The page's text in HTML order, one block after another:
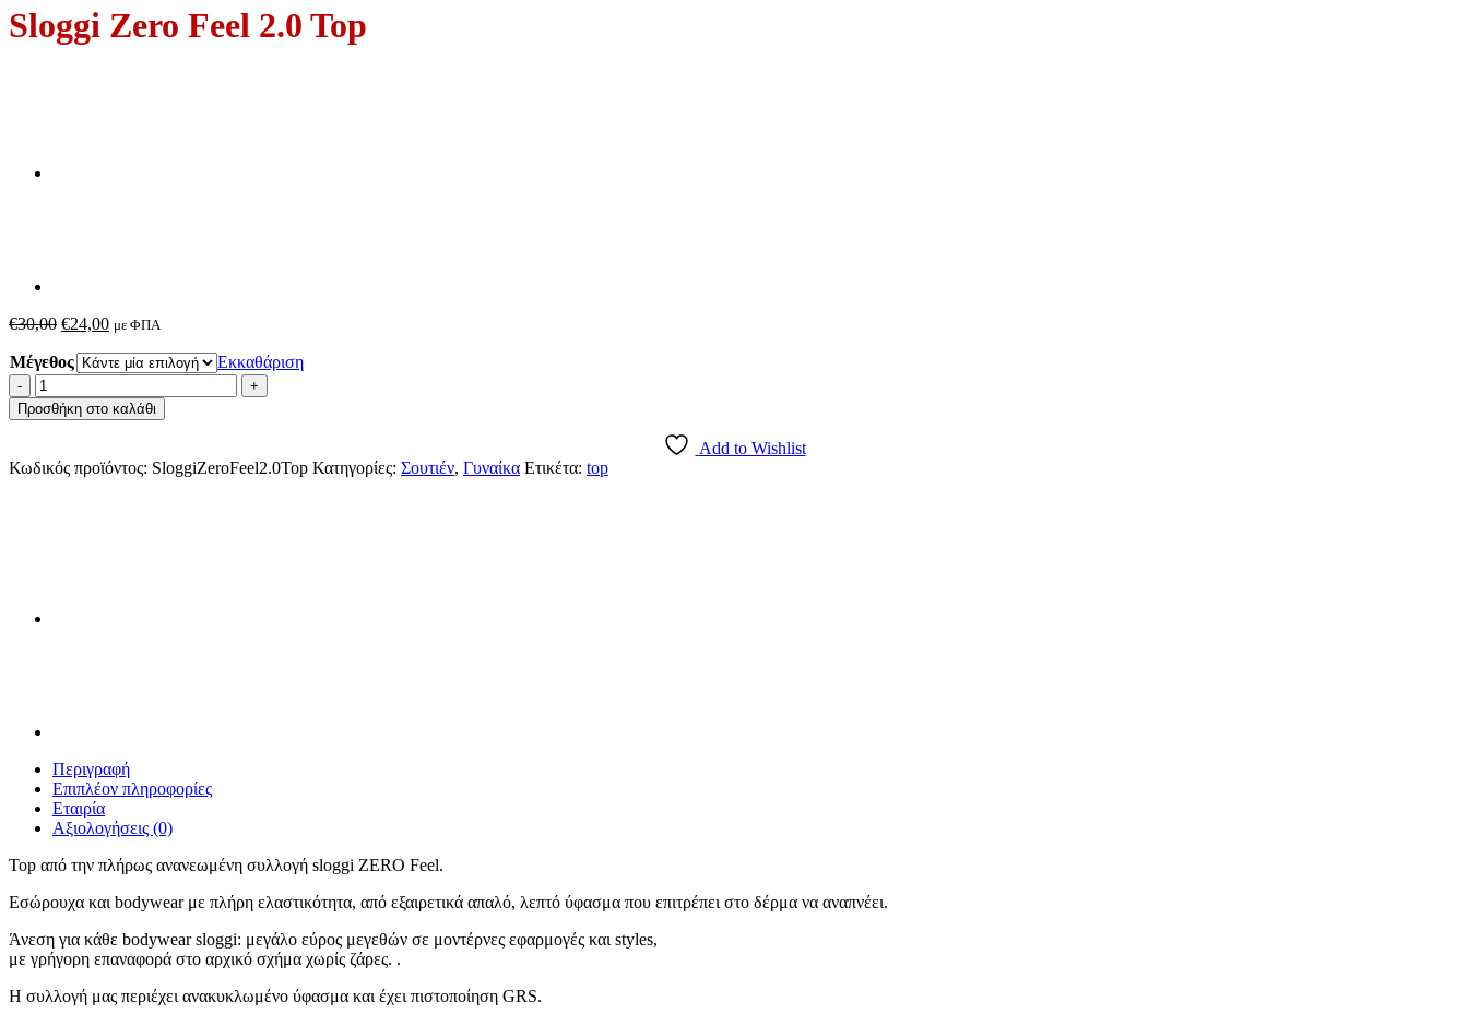
Sloggi Zero Feel 2.0 Top
€30,00 Original
was:
€30,00.
€24,00Η
τιμή
είναι:
€24,00.
με ΦΠΑ
Μέγεθος
Εκκαθάριση
Sloggi
Zero
Feel
Top
ποσότητα
Προσθήκη στο καλάθι
Add to Wishlist
Κωδικός προϊόντος: SloggiZeroFeel2.0Top Κατηγορίες: Σουτιέν, Γυναίκα Ετικέτα: top
Περιγραφή
Επιπλέον πληροφορίες
Εταιρία
Αξιολογήσεις (0)
Top από την πλήρως ανανεωμένη συλλογή sloggi ZERO Feel.
Εσώρουχα και bodywear με πλήρη ελαστικότητα, από εξαιρετικά απαλό, λεπτό ύφασμα που επιτρέπει στο δέρμα να αναπνέει.
Άνεση για κάθε bodywear sloggi: μεγάλο εύρος μεγεθών σε μοντέρνες εφαρμογές και styles,
με γρήγορη επαναφορά στο αρχικό σχήμα χωρίς ζάρες. .
Η συλλογή μας περιέχει ανακυκλωμένο ύφασμα και έχει πιστοποίηση GRS.